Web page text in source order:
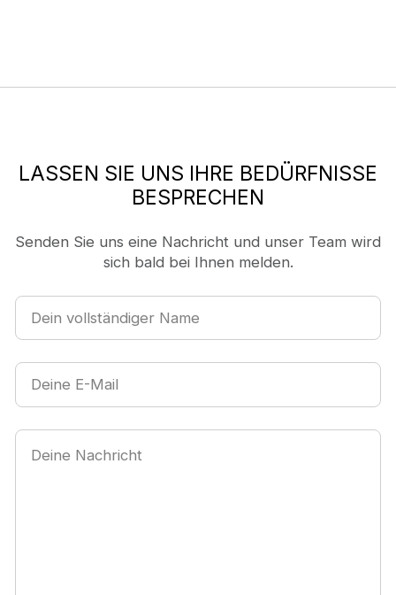
LASSEN SIE UNS IHRE BEDÜRFNISSE
BESPRECHEN
Senden Sie uns eine Nachricht und unser Team wird
sich bald bei Ihnen melden.